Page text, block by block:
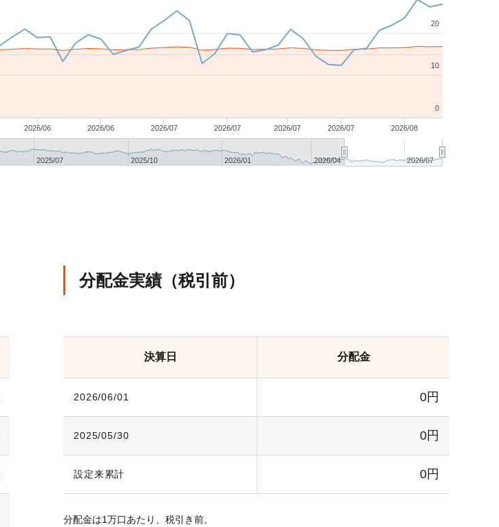
2026/06 2026/06 2026/07 2026/07 2026/07 2026/07 2026/08
2025/07 2025/10 2026/01 2026/04 2026/07
0
10
20
分配金実績（税引前）
決算日 分配金
2026/06/01 0円
2025/05/30 0円
設定来累計 0円
分配金は1万口あたり、税引き前。